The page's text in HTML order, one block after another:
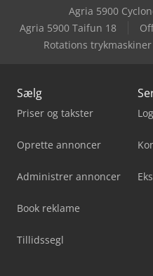
Caterpillar D8T
Caterpillar Grader
Agria 5900
Agria 5900 Taifun 18
Rotations trykmaskiner
Sælg
Priser og takster
Oprette annoncer
Administrer annoncer
Book reklame
Tillidssegl